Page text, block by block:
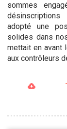
sommes
adopté une
solides dans
mettait en avant
aux contrôleurs